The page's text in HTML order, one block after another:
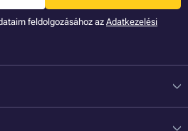
feldolgozásához az Adatkezelési